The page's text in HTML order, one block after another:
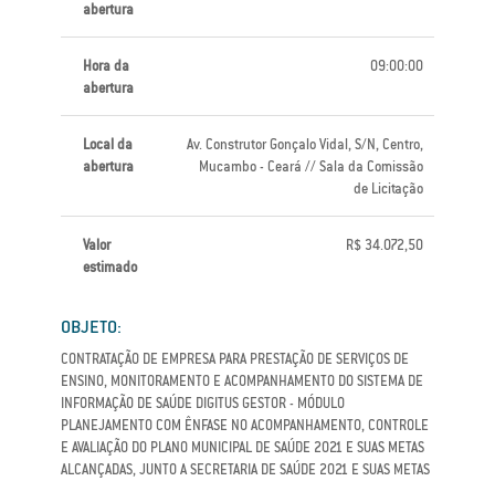
abertura
Hora da
abertura
09:00:00
Local da
abertura
Av. Construtor Gonçalo Vidal, S/N, Centro,
Mucambo - Ceará // Sala da Comissão
de Licitação
Valor
estimado
R$ 34.072,50
OBJETO:
CONTRATAÇÃO DE EMPRESA PARA PRESTAÇÃO DE SERVIÇOS DE
ENSINO, MONITORAMENTO E ACOMPANHAMENTO DO SISTEMA DE
INFORMAÇÃO DE SAÚDE DIGITUS GESTOR - MÓDULO
PLANEJAMENTO COM ÊNFASE NO ACOMPANHAMENTO, CONTROLE
E AVALIAÇÃO DO PLANO MUNICIPAL DE SAÚDE 2021 E SUAS METAS
ALCANÇADAS, JUNTO A SECRETARIA DE SAÚDE 2021 E SUAS METAS